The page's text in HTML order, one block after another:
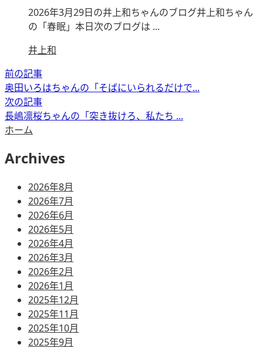
2026年3月29日の井上和ちゃんのブログ井上和ちゃん
の「春眠」本日次のブログは ...
井上和
前の記事
奥田いろはちゃんの「そばにいられるだけで...
次の記事
長嶋凛桜ちゃんの「突き抜けろ、私たち ...
ホーム
Archives
2026年8月
2026年7月
2026年6月
2026年5月
2026年4月
2026年3月
2026年2月
2026年1月
2025年12月
2025年11月
2025年10月
2025年9月